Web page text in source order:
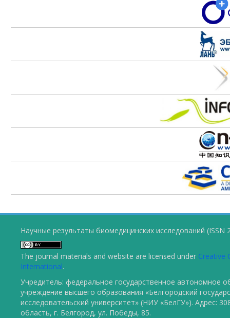
Научные результаты биомедицинских исследований (ISSN
The journal materials and website are licensed under Creative
International.
Учредитель: федеральное государственное автономное
учреждение высшего образования «Белгородский
исследовательский университет» (НИУ «БелГУ»). Адрес:
область, г. Белгород, ул. Победы, 85.